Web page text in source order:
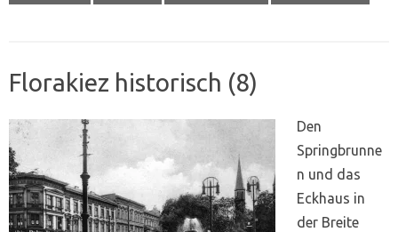
Florakiez historisch (8)
Den
Springbrunne
n und das
Eckhaus in
der Breite